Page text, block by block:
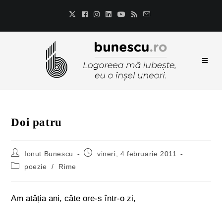
Doi patru
Ionut Bunescu
vineri, 4 februarie 2011
poezie
/ Rime
Am atâția ani, câte ore-s într-o zi,